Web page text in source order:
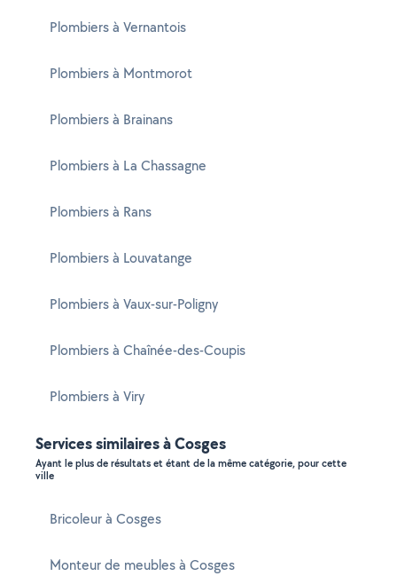
Plombiers à Vernantois
Plombiers à Montmorot
Plombiers à Brainans
Plombiers à La Chassagne
Plombiers à Rans
Plombiers à Louvatange
Plombiers à Vaux-sur-Poligny
Plombiers à Chaînée-des-Coupis
Plombiers à Viry
Services similaires à Cosges
Ayant le plus de résultats et étant de la même catégorie, pour cette
ville
Bricoleur à Cosges
Monteur de meubles à Cosges